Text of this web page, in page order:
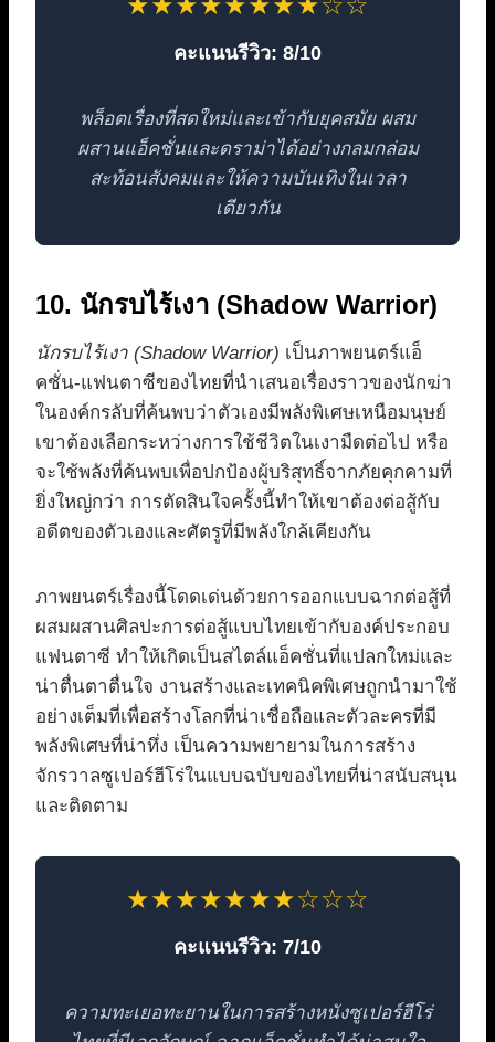
คะแนนรีวิว: 8/10
พล็อตเรื่องที่สดใหม่และเข้ากับยุคสมัย ผสม
ผสานแอ็คชั่นและดราม่าได้อย่างกลมกล่อม
สะท้อนสังคมและให้ความบันเทิงในเวลา
เดียวกัน
10. นักรบไร้เงา (Shadow Warrior)
นักรบไร้เงา (Shadow Warrior) เป็นภาพยนตร์แอ็
คชั่น-แฟนตาซีของไทยที่นำเสนอเรื่องราวของนักฆ่า
ในองค์กรลับที่ค้นพบว่าตัวเองมีพลังพิเศษเหนือมนุษย์
เขาต้องเลือกระหว่างการใช้ชีวิตในเงามืดต่อไป หรือ
จะใช้พลังที่ค้นพบเพื่อปกป้องผู้บริสุทธิ์จากภัยคุกคามที่
ยิ่งใหญ่กว่า การตัดสินใจครั้งนี้ทำให้เขาต้องต่อสู้กับ
อดีตของตัวเองและศัตรูที่มีพลังใกล้เคียงกัน
ภาพยนตร์เรื่องนี้โดดเด่นด้วยการออกแบบฉากต่อสู้ที่
ผสมผสานศิลปะการต่อสู้แบบไทยเข้ากับองค์ประกอบ
แฟนตาซี ทำให้เกิดเป็นสไตล์แอ็คชั่นที่แปลกใหม่และ
น่าตื่นตาตื่นใจ งานสร้างและเทคนิคพิเศษถูกนำมาใช้
อย่างเต็มที่เพื่อสร้างโลกที่น่าเชื่อถือและตัวละครที่มี
พลังพิเศษที่น่าทึ่ง เป็นความพยายามในการสร้าง
จักรวาลซูเปอร์ฮีโร่ในแบบฉบับของไทยที่น่าสนับสนุน
และติดตาม
★★★★★★★☆☆☆
คะแนนรีวิว: 7/10
ความทะเยอทะยานในการสร้างหนังซูเปอร์ฮีโร่